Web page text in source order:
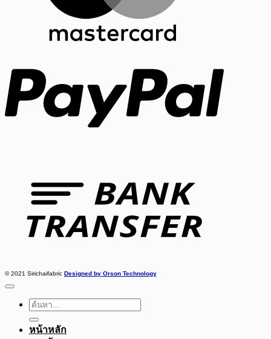
© 2021 Sirichaifabric Designed by Orson Technology
ค้นหา:
หน้าหลัก